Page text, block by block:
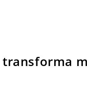
transforma